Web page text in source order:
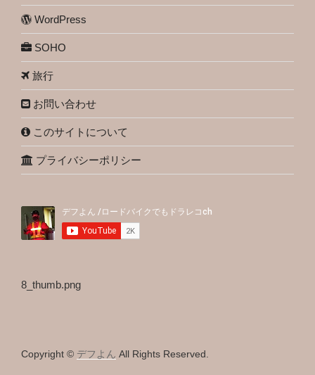
WordPress
SOHO
旅行
お問い合わせ
このサイトについて
プライバシーポリシー
8_thumb.png
Copyright © デフよん All Rights Reserved.